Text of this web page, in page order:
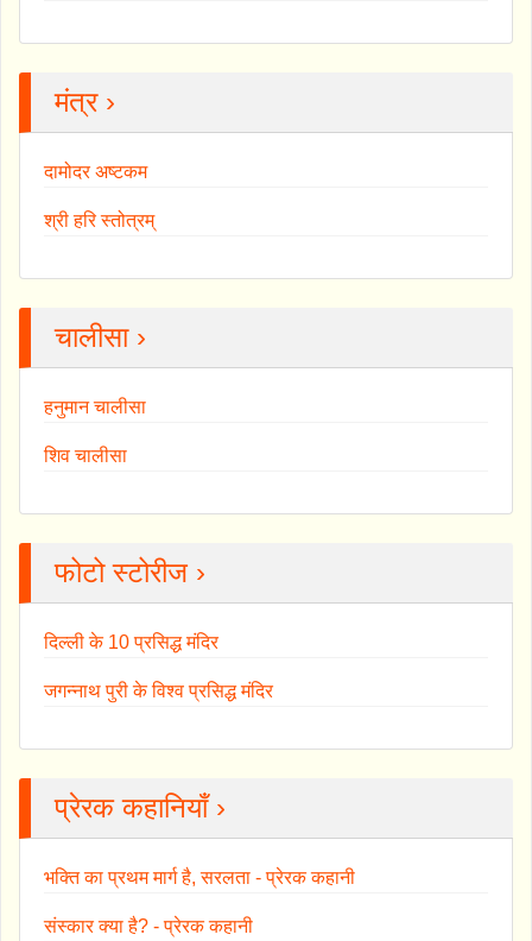
मंत्र ›
दामोदर अष्टकम
श्री हरि स्तोत्रम्
चालीसा ›
हनुमान चालीसा
शिव चालीसा
फोटो स्टोरीज ›
दिल्ली के 10 प्रसिद्ध मंदिर
जगन्नाथ पुरी के विश्व प्रसिद्ध मंदिर
प्रेरक कहानियाँ ›
भक्ति का प्रथम मार्ग है, सरलता - प्रेरक कहानी
संस्कार क्या है? - प्रेरक कहानी